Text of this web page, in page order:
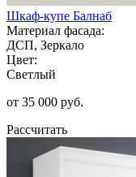
Шкаф-купе Балнаб
Материал фасада:
ДСП, Зеркало
Цвет:
Светлый
от 35 000 руб.
Рассчитать